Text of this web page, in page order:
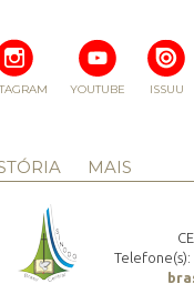
ISSUU
YOUTUBE
MAIS
Telefone(s):